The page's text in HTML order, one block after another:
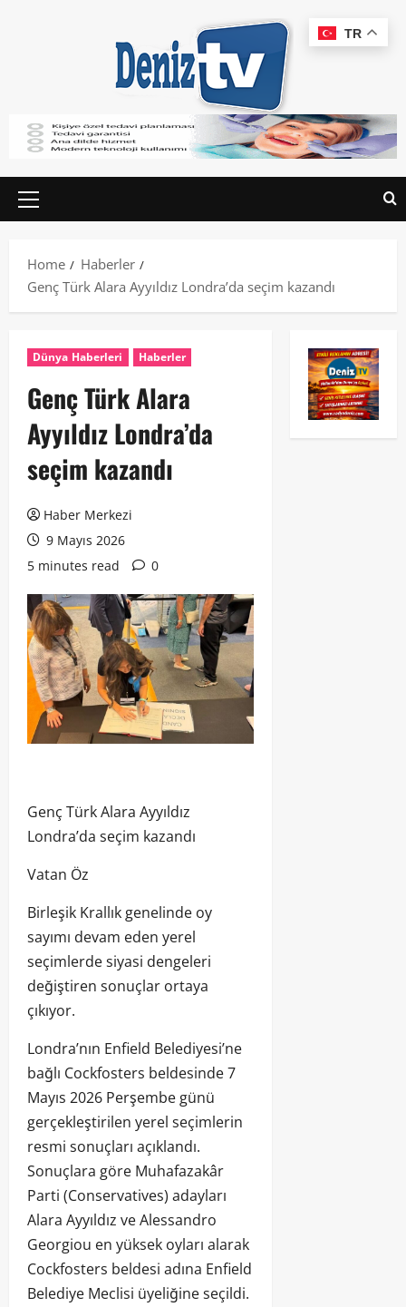
Home
Haberler
Genç Türk Alara Ayyıldız Londra’da seçim kazandı
Dünya Haberleri Haberler
Genç Türk Alara
Ayyıldız Londra’da
seçim kazandı
Haber Merkezi
9 Mayıs 2026
5 minutes read
0
Genç Türk Alara Ayyıldız
Londra’da seçim kazandı
Vatan Öz
Birleşik Krallık genelinde oy
sayımı devam eden yerel
seçimlerde siyasi dengeleri
değiştiren sonuçlar ortaya
çıkıyor.
Londra’nın Enfield Belediyesi’ne
bağlı Cockfosters beldesinde 7
Mayıs 2026 Perşembe günü
gerçekleştirilen yerel seçimlerin
resmi sonuçları açıklandı.
Sonuçlara göre Muhafazakâr
Parti (Conservatives) adayları
Alara Ayyıldız ve Alessandro
Georgiou en yüksek oyları alarak
Cockfosters beldesi adına Enfield
Belediye Meclisi üyeliğine seçildi.
TR